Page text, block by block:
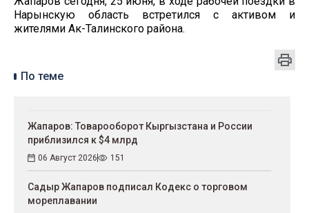
Нарынскую область встретился с активом и
жителями Ак-Талинского района.
По теме
Жапаров: Товарооборот Кыргызстана и России
приблизился к $4 млрд
06 Август 2026 151
Садыр Жапаров подписал Кодекс о торговом
мореплавании